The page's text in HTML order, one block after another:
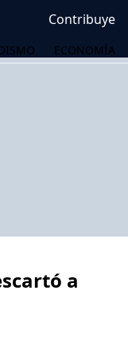
Contribuye
ECONOMÍA
a